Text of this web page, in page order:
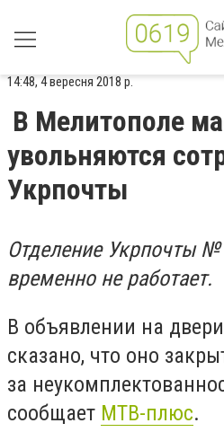
14:48, 4 вересня 2018 р.
В Мелитополе
увольняются
Укрпочты
Отделение Укрпочты
временно не работает.
В объявлении на
сказано, что оно
за
сообщает МТВ-плюс.